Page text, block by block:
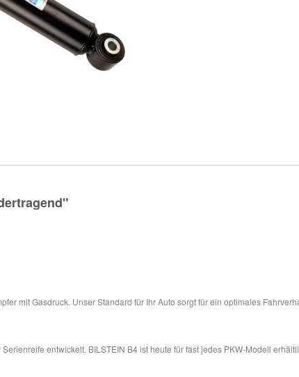
mit Gasdruck. Unser Standard für Ihr Auto sorgt für ein optimales
entwickelt. BILSTEIN B4 ist heute für fast jedes PKW-Modell